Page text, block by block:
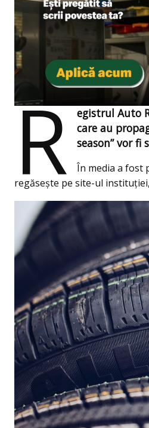
R egistrul Auto
care au
season” vor
În media a fost
regăsește pe site-ul